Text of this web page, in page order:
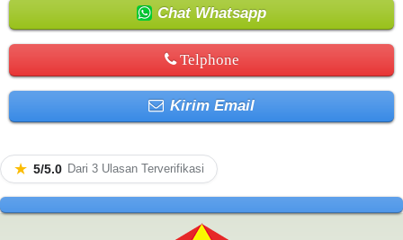
Chat Whatsapp
Telphone
Kirim Email
★ 5/5.0 Dari 3 Ulasan Terverifikasi